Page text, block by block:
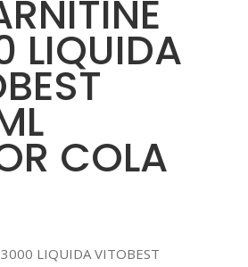
LIQUIDA
COLA
LIQUIDA VITOBEST